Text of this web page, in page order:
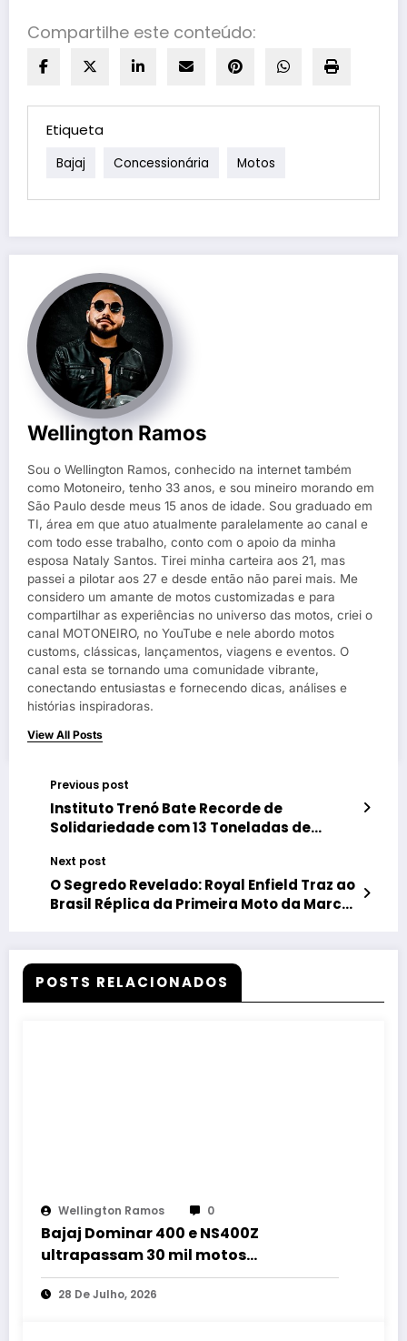
Compartilhe este conteúdo:
Etiqueta
Bajaj Concessionária Motos
Wellington Ramos
Sou o Wellington Ramos, conhecido na internet também
como Motoneiro, tenho 33 anos, e sou mineiro morando em
São Paulo desde meus 15 anos de idade. Sou graduado em
TI, área em que atuo atualmente paralelamente ao canal e
com todo esse trabalho, conto com o apoio da minha
esposa Nataly Santos. Tirei minha carteira aos 21, mas
passei a pilotar aos 27 e desde então não parei mais. Me
considero um amante de motos customizadas e para
compartilhar as experiências no universo das motos, criei o
canal MOTONEIRO, no YouTube e nele abordo motos
customs, clássicas, lançamentos, viagens e eventos. O
canal esta se tornando uma comunidade vibrante,
conectando entusiastas e fornecendo dicas, análises e
histórias inspiradoras.
View All Posts
Previous post
Instituto Trenó Bate Recorde de
Solidariedade com 13 Toneladas de
Next post
O Segredo Revelado: Royal Enfield Traz ao
Brasil Réplica da Primeira Moto da Marca
POSTS RELACIONADOS
Wellington Ramos 0
Bajaj Dominar 400 e NS400Z
ultrapassam 30 mil motos
emplacadas no Brasil
28 De Julho, 2026